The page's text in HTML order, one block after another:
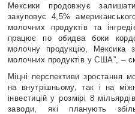
Мексики продовжує
закуповує 4,5%
молочних продуктів та
працює по обидва боки
молочну продукцію, Мексика
молочних продуктів у США”, –
Міцні перспективи зростання
на внутрішньому, так і на
інвестицій у розмірі 8
заводи, які планують